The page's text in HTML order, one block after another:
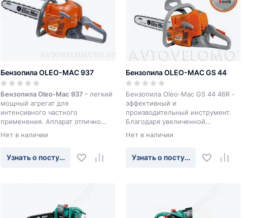
Бензопила OLEO-MAC 937
Бензопила Oleo-Mac 937 - легкий
мощный агрегат для
интенсивного частного
применения. Аппарат отлично
подходит для заготовки дров,
распиловки бревен и досок
вырубки кустарников.
Нет в наличии
Узнать о поступлении
Бензопила OLEO-MAC GS 44
Бензопила Oleo-Mac GS 44 46R -
эффективный и
производительный инструмент.
Благодаря увеличенной
мощности силового агрегата (2,9
л.с.) и широкой пильной шине
повысить производительность
Нет в наличии
Узнать о поступлении